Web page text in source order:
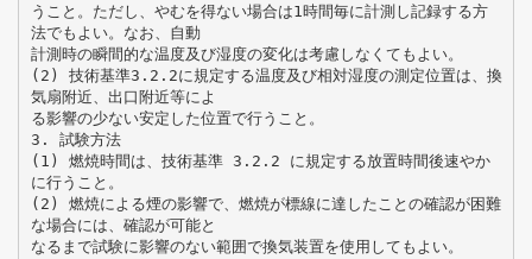
うこと。ただし、やむを得ない場合は1時間毎に計測し記録する方
法でもよい。なお、自動
計測時の瞬間的な温度及び湿度の変化は考慮しなくてもよい。
(2) 技術基準3.2.2に規定する温度及び相対湿度の測定位置は、換
気扇附近、出口附近等によ
る影響の少ない安定した位置で行うこと。
3. 試験方法
(1) 燃焼時間は、技術基準 3.2.2 に規定する放置時間後速やか
に行うこと。
(2) 燃焼による煙の影響で、燃焼が標線に達したことの確認が困難
な場合には、確認が可能と
なるまで試験に影響のない範囲で換気装置を使用してもよい。